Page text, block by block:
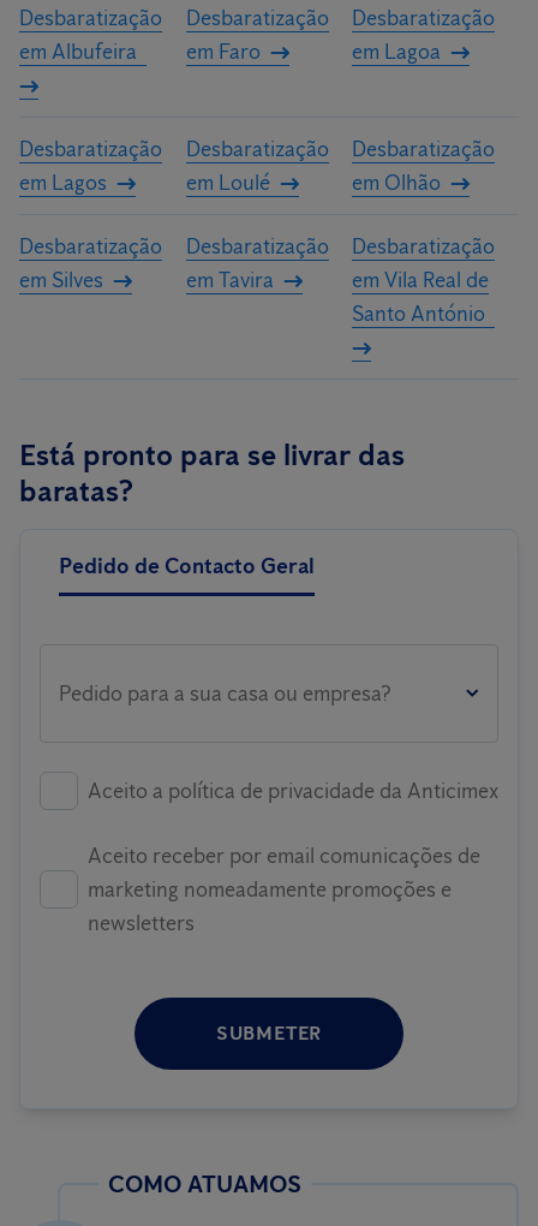
os nossos especialistas irão elaborar um orçamento
personalizado para a sua casa ou a sua empresa.
Desbaratização
em Albufeira
Desbaratização
em Faro
Desbaratização
em Lagoa
Desbaratização
em Lagos
Desbaratização
em Loulé
Desbaratização
em Olhão
Desbaratização
em Silves
Desbaratização
em Tavira
Desbaratização
em Vila Real de
Santo António
Está pronto para se livrar das
baratas?
Pedido de Contacto Geral
Pedido para a sua casa ou empresa?
Aceito a política de privacidade da Anticimex
Aceito receber por email comunicações de
marketing nomeadamente promoções e
newsletters
SUBMETER
COMO ATUAMOS